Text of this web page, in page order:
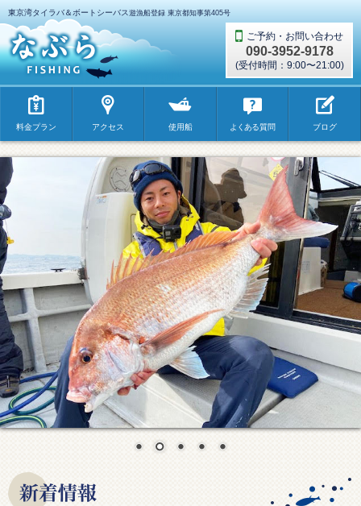
東京湾タイラバ＆ボートシーバス 遊漁船登録 東京都知事第405号
なぶらFISHING
ご予約・お問い合わせ
090-3952-9178
(受付時間：9:00〜21:00)
料金プラン アクセス 使用船 よくある質問 ブログ